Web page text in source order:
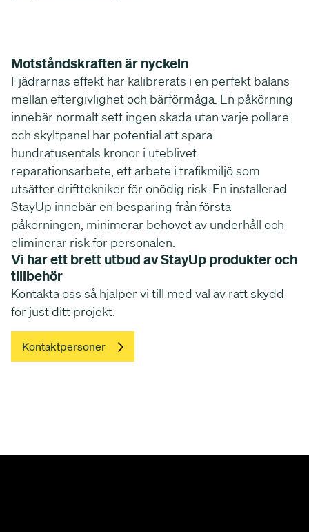
Motståndskraften är nyckeln
Fjädrarnas effekt har kalibrerats i en perfekt balans
mellan eftergivlighet och bärförmåga. En påkörning
innebär normalt sett ingen skada utan varje pollare
och skyltpanel har potential att spara
hundratusentals kronor i uteblivet
reparationsarbete, ett arbete i trafikmiljö som
utsätter drifttekniker för onödig risk. En installerad
StayUp innebär en besparing från första
påkörningen, minimerar behovet av underhåll och
eliminerar risk för personalen.
Vi har ett brett utbud av StayUp produkter och
tillbehör
Kontakta oss så hjälper vi till med val av rätt skydd
för just ditt projekt.
Kontaktpersoner